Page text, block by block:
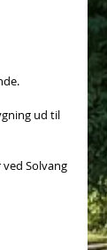
ud til
Solvang